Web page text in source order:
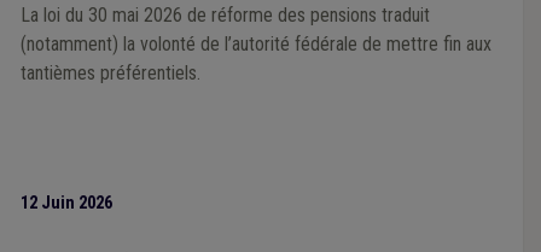
La loi du 30 mai 2026 de réforme des pensions traduit
(notamment) la volonté de l’autorité fédérale de mettre fin aux
tantièmes préférentiels.
12 Juin 2026